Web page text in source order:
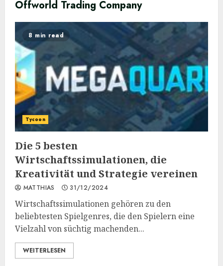
Offworld Trading Company
8 min read
Tycoon
Die 5 besten
Wirtschaftssimulationen, die
Kreativität und Strategie vereinen
MATTHIAS 31/12/2024
Wirtschaftssimulationen gehören zu den
beliebtesten Spielgenres, die den Spielern eine
Vielzahl von süchtig machenden...
WEITERLESEN